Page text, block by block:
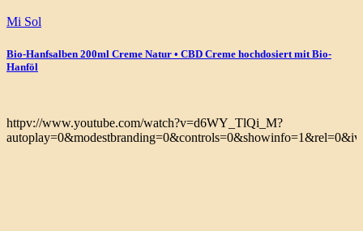
Mi Sol
Bio-Hanfsalben 200ml Creme Natur • CBD Creme hochdosiert mit Bio-
Hanföl
httpv://www.youtube.com/watch?v=d6WY_TlQi_M?